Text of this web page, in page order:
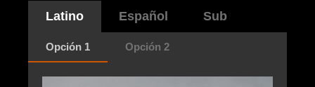
Latino Español Sub
Opción 1 Opción 2